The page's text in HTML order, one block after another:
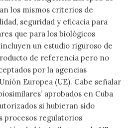
los mismos criterios de
seguridad y eficacia para
que para los biológicos
un estudio riguroso de
de referencia pero no
por la agencias
Europea (UE). Cabe señalar
aprobados en Cuba
si hubieran sido
procesos regulatorios